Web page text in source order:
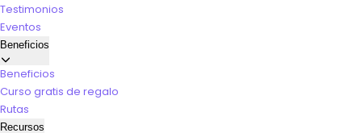
Testimonios
Eventos
Beneficios
Beneficios
Curso gratis de regalo
Rutas
Recursos